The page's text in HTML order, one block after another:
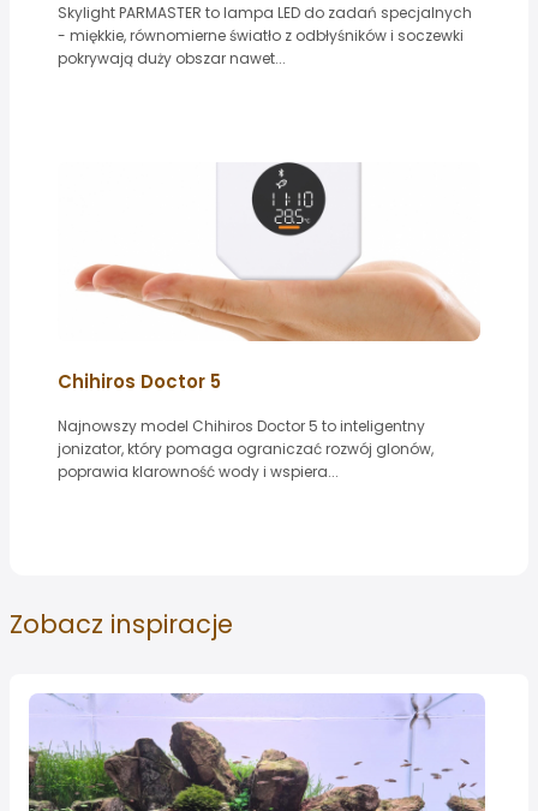
Skylight PARMASTER to lampa LED do zadań specjalnych
- miękkie, równomierne światło z odbłyśników i soczewki
pokrywają duży obszar nawet...
Chihiros Doctor 5
Najnowszy model Chihiros Doctor 5 to inteligentny
jonizator, który pomaga ograniczać rozwój glonów,
poprawia klarowność wody i wspiera...
Zobacz inspiracje